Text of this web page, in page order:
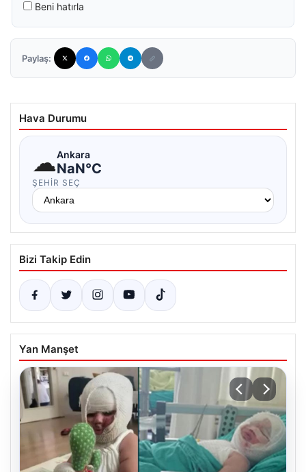
Beni hatırla
Paylaş:
Hava Durumu
☁Ankara
NaN°C
ŞEHIR SEÇ
Bizi Takip Edin
Yan Manşet